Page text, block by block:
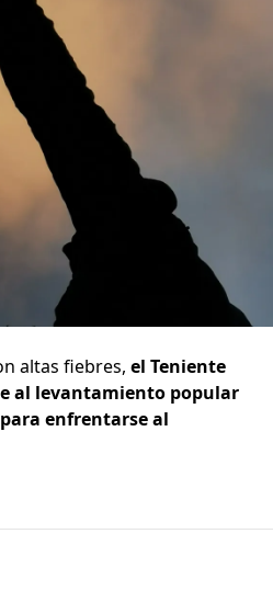
altas fiebres, el Teniente
al levantamiento popular
enfrentarse al